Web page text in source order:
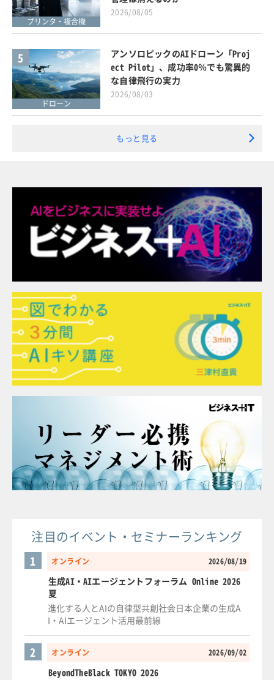
プリンタ・複合機
2026/08/05
5
ドローン
アンソロピックのAIドローン「Proj
ect Pilot」、成功率0％でも驚異的
な自律飛行の実力
2026/08/03
もっと見る
注目のイベント・セミナーランキング
オンライン 2026/08/19
1
生成AI・AIエージェントフォーラム Online 2026
夏
進化する人とAIの自律型共創社会日本企業の生成A
I・AIエージェント活用最前線
オンライン 2026/09/02
2
BeyondTheBlack TOKYO 2026